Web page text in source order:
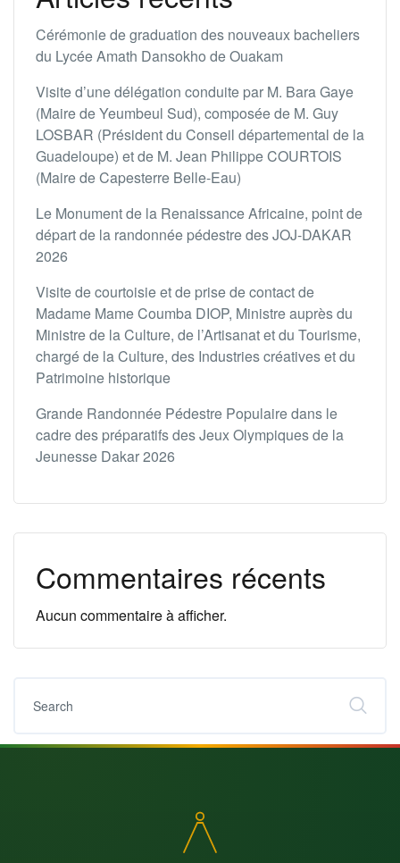
Cérémonie de graduation des nouveaux bacheliers
du Lycée Amath Dansokho de Ouakam
Visite d’une délégation conduite par M. Bara Gaye
(Maire de Yeumbeul Sud), composée de M. Guy
LOSBAR (Président du Conseil départemental de la
Guadeloupe) et de M. Jean Philippe COURTOIS
(Maire de Capesterre Belle-Eau)
Le Monument de la Renaissance Africaine, point de
départ de la randonnée pédestre des JOJ-DAKAR
2026
Visite de courtoisie et de prise de contact de
Madame Mame Coumba DIOP, Ministre auprès du
Ministre de la Culture, de l’Artisanat et du Tourisme,
chargé de la Culture, des Industries créatives et du
Patrimoine historique
Grande Randonnée Pédestre Populaire dans le
cadre des préparatifs des Jeux Olympiques de la
Jeunesse Dakar 2026
Commentaires récents
Aucun commentaire à afficher.